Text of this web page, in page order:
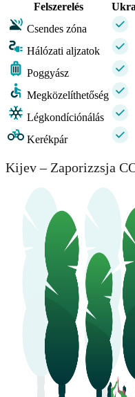
Felszerelés
Csendes zóna
Hálózati aljzatok
Poggyász
Megközelíthetőség
Légkondíciónálás
Kerékpár
Kijev – Zaporizzsja